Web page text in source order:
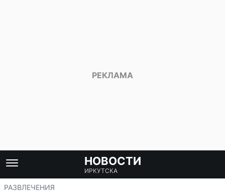
НОВОСТИ
ИРКУТСКА
РАЗВЛЕЧЕНИЯ